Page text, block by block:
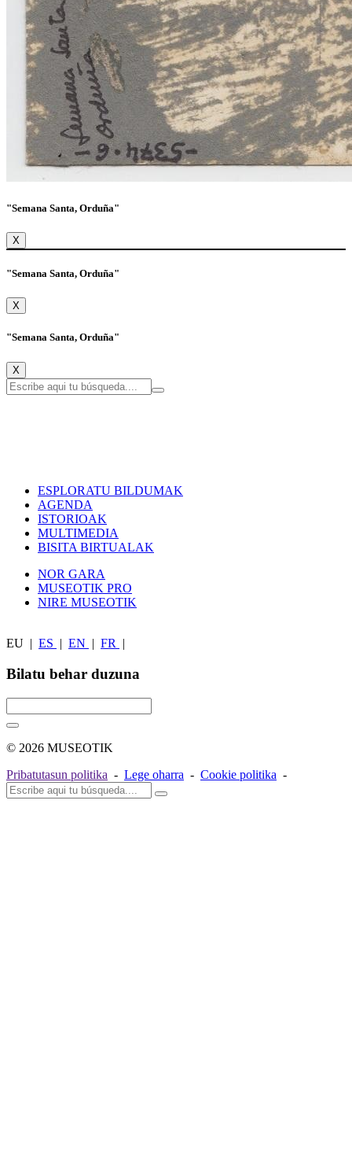
"Semana Santa, Orduña"
X
"Semana Santa, Orduña"
X
"Semana Santa, Orduña"
X
ESPLORATU BILDUMAK
AGENDA
ISTORIOAK
MULTIMEDIA
BISITA BIRTUALAK
NOR GARA
MUSEOTIK PRO
NIRE MUSEOTIK
EU | ES | EN | FR |
Bilatu behar duzuna
© 2026 MUSEOTIK
Pribatutasun politika - Lege oharra - Cookie politika -